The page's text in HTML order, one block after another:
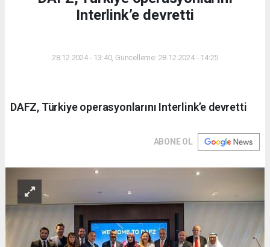
Interlink’e devretti
28.12.2024 - 13:40, Güncelleme: 28.12.2024 - 14:25
DAFZ, Türkiye operasyonlarını Interlink’e devretti
ABONE OL